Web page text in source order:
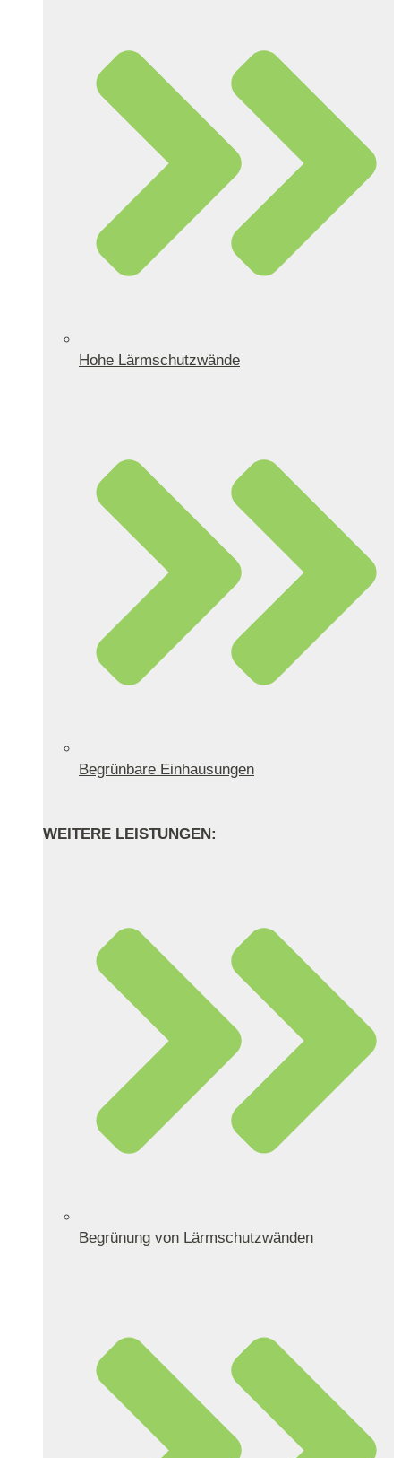
Hohe Lärmschutzwände
Begrünbare Einhausungen
WEITERE LEISTUNGEN:
Begrünung von Lärmschutzwänden